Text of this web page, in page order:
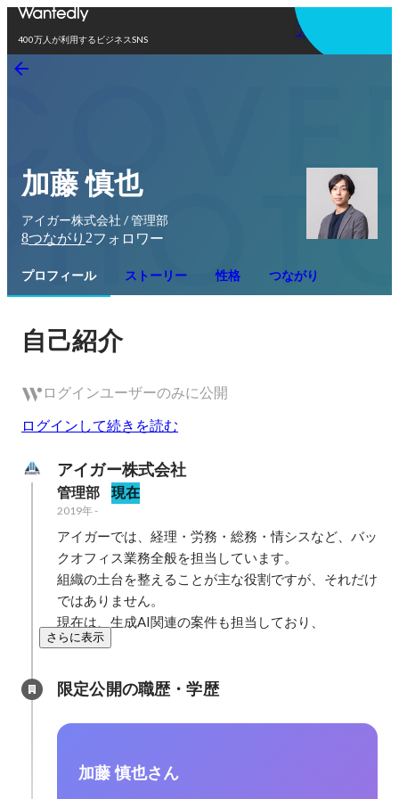
400万人が利用するビジネスSNS
アプリを使う
加藤 慎也
アイガー株式会社 / 管理部
8つながり 2フォロワー
プロフィール ストーリー 性格 つながり
自己紹介
ログインユーザーのみに公開
ログインして続きを読む
アイガー株式会社
管理部 現在
2019年-
アイガーでは、経理・労務・総務・情シスなど、バッ
クオフィス業務全般を担当しています。
組織の土台を整えることが主な役割ですが、それだけ
ではありません。
現在は、生成AI関連の案件も担当しており、
さらに表示
限定公開の職歴・学歴
加藤 慎也さん